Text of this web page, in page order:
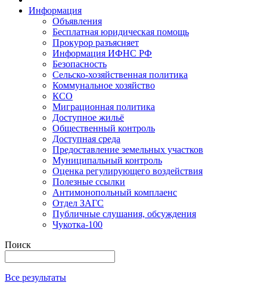
Информация
Объявления
Бесплатная юридическая помощь
Прокурор разъясняет
Информация ИФНС РФ
Безопасность
Сельско-хозяйственная политика
Коммунальное хозяйство
КСО
Миграционная политика
Доступное жильё
Общественный контроль
Доступная среда
Предоставление земельных участков
Муниципальный контроль
Оценка регулирующего воздействия
Полезные ссылки
Антимонопольный комплаенс
Отдел ЗАГС
Публичные слушания, обсуждения
Чукотка-100
Поиск
Все результаты